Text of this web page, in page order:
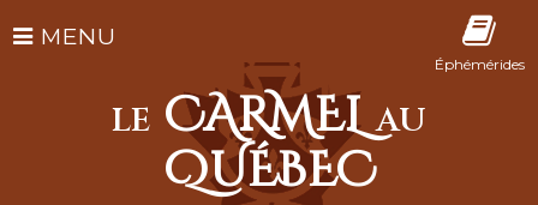
Éphémérides
MENU
LE CARMELAU
QUÉBEC